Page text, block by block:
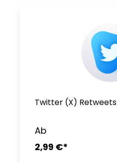
Twitter (X) Retweets
Ab
2,99 €*